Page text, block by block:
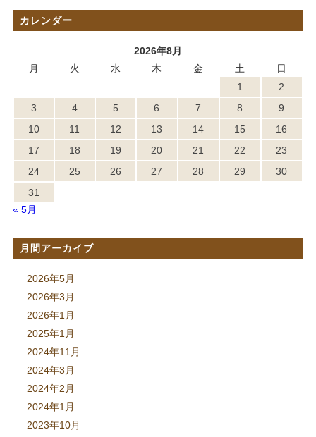
カレンダー
2026年8月
月
火 水 木 金 土
日
1
2
3
4 5 6 7 8
9
10
11 12 13 14 15
16
17
18 19 20 21 22
23
24
25 26 27 28 29
30
31
« 5月
月間アーカイブ
2026年5月
2026年3月
2026年1月
2025年1月
2024年11月
2024年3月
2024年2月
2024年1月
2023年10月